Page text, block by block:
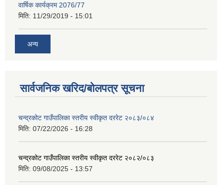
वार्षिक कार्यक्रम 2076/77
मिति: 11/29/2019 - 15:01
अन्य
सार्वजनिक खरिद/बोलपत्र सूचना
चन्द्रकोट गाउँपालिका स्तरीय स्वीकृत दररेट २०८३/०८४
मिति: 07/22/2026 - 16:28
चन्द्रकोट गाउँपालिका स्तरीय स्वीकृत दररेट २०८२/०८३
मिति: 09/08/2025 - 13:57